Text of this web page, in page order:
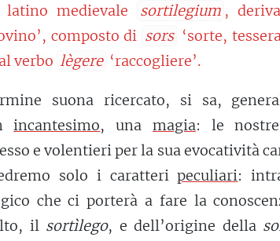
latino medievale sortilegium ,
composto di sors ‘sorte,
verbo lègere ‘raccogliere’.
suona ricercato, si sa,
incantesimo, una magia: le
e volentieri per la sua evocatività
solo i caratteripeculiari:
che ci porterà a fare la
il sortìlego, e dell’origine della